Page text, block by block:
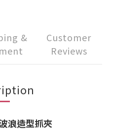
&
Customer
Reviews
浪造型抓夾